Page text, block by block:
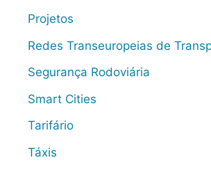
Projetos
Redes Transeuropeias de
Segurança Rodoviária
Smart Cities
Tarifário
Táxis